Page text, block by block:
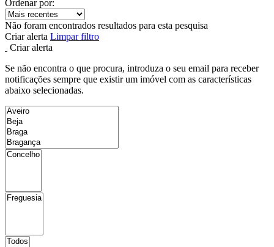
Ordenar por:
Não foram encontrados resultados para esta pesquisa
Criar alerta Limpar filtro
Criar alerta
Se não encontra o que procura, introduza o seu email para receber
notificações sempre que existir um imóvel com as características
abaixo selecionadas.